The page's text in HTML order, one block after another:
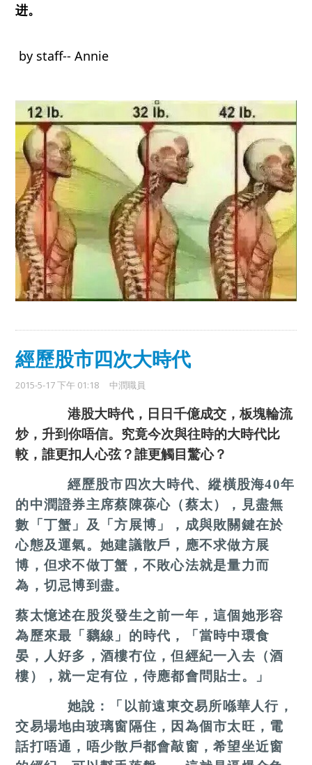
进。
by staff-- Annie
經歷股市四次大時代
2015-5-17 下午 01:18 中潤職員
港股大時代，日日千億成交，板塊輪流
炒，升到你唔信。究竟今次與往時的大時代比
較，誰更扣人心弦？誰更觸目驚心？
經歷股市四次大時代、縱橫股海40年
的中潤證券主席蔡陳葆心（蔡太），見盡無
數「丁蟹」及「方展博」，成與敗關鍵在於
心態及運氣。她建議散戶，應不求做方展
博，但求不做丁蟹，不敗心法就是量力而
為，切忌博到盡。
蔡太憶述在股災發生之前一年，這個她形容
為歷來最「黐線」的時代，「當時中環食
晏，人好多，酒樓冇位，但經紀一入去（酒
樓），就一定有位，侍應都會問貼士。」
她說：「以前遠東交易所喺華人行，
交易場地由玻璃窗隔住，因為個市太旺，電
話打唔通，唔少散戶都會敲窗，希望坐近窗